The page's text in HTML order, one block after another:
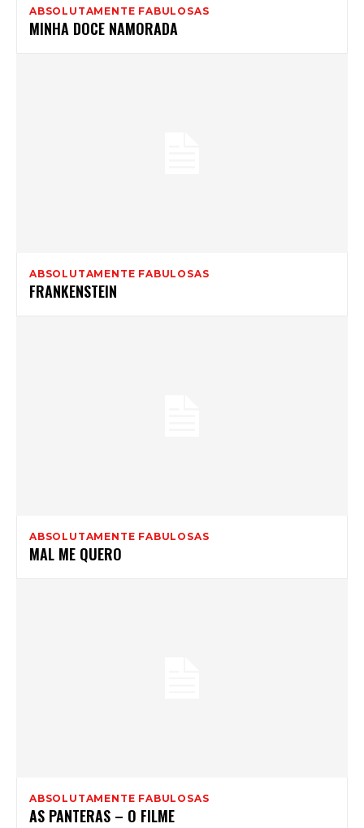
ABSOLUTAMENTE FABULOSAS
MINHA DOCE NAMORADA
ABSOLUTAMENTE FABULOSAS
FRANKENSTEIN
ABSOLUTAMENTE FABULOSAS
MAL ME QUERO
ABSOLUTAMENTE FABULOSAS
AS PANTERAS – O FILME